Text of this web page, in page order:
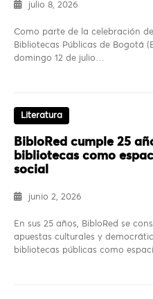
julio 8, 2026
Como parte de la celebración
Bibliotecas Públicas de Bogotá
domingo 12 de julio…
Literatura
BibloRed cumple 25
bibliotecas como
social
junio 2, 2026
En sus 25 años, BibloRed se
apuestas culturales y
bibliotecas públicas como